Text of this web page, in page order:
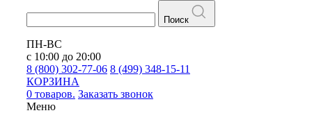
Поиск
ПН-ВС
с 10:00 до 20:00
8 (800) 302-77-06 8 (499) 348-15-11
КОРЗИНА
0 товаров. Заказать звонок
Меню